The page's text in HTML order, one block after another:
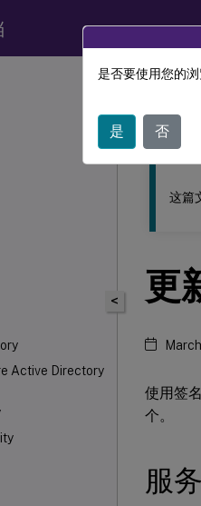
Active Directory
此内容已
<
这篇
更
使用签
个。
服
是否要使用您的
是 否